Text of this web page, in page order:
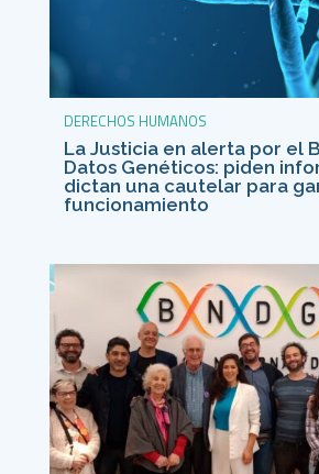
DERECHOS HUMANOS
La Justicia en alerta por el
Datos Genéticos: piden
dictan una cautelar para
funcionamiento